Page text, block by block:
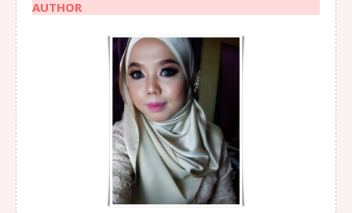
AUTHOR